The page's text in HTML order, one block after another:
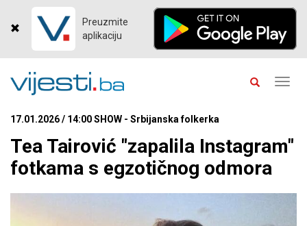
Preuzmite
aplikaciju
17.01.2026 / 14:00 SHOW - Srbijanska folkerka
Tea Tairović "zapalila Instagram"
fotkama s egzotičnog odmora